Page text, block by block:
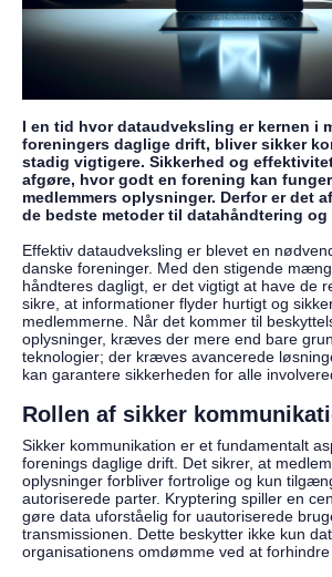
I en tid hvor dataudveksling er kernen i
foreningers daglige drift, bliver sikker
stadig vigtigere. Sikkerhed og
afgøre, hvor godt en forening kan
medlemmers oplysninger. Derfor er det
de bedste metoder til datahåndtering
Effektiv dataudveksling er blevet en
danske foreninger. Med den stigende
håndteres dagligt, er det vigtigt at have de
sikre, at informationer flyder hurtigt og
medlemmerne. Når det kommer til
oplysninger, kræves der mere end bare
teknologier; der kræves avancerede
kan garantere sikkerheden for alle
Rollen af sikker
Sikker kommunikation er et fundamentalt
forenings daglige drift. Det sikrer, at
oplysninger forbliver fortrolige og kun
autoriserede parter. Kryptering spiller en
gøre data uforståelig for uautoriserede
transmissionen. Dette beskytter ikke kun
organisationens omdømme ved at forhindre